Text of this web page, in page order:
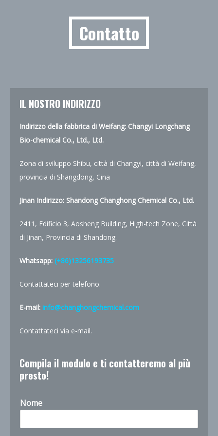
Contatto
IL NOSTRO INDIRIZZO
Indirizzo della fabbrica di Weifang: Changyi Longchang
Bio-chemical Co., Ltd., Ltd.
Zona di sviluppo Shibu, città di Changyi, città di Weifang,
provincia di Shangdong, Cina
Jinan Indirizzo: Shandong Changhong Chemical Co., Ltd.
2411, Edificio 3, Aosheng Building, High-tech Zone, Città
di Jinan, Provincia di Shandong.
Whatsapp: (+86)13256193735
Contattateci per telefono.
E-mail: info@changhongchemical.com
Contattateci via e-mail.
Compila il modulo e ti contatteremo al più
presto!
Nome